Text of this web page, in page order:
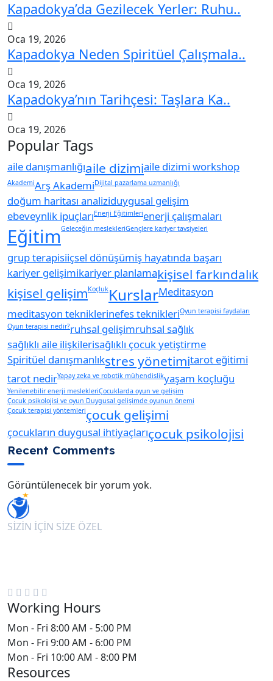
Kapadokya’da Gezilecek Yerler: Ruhu..
Oca 19, 2026
Kapadokya Neden Spiritüel Çalışmala..
Oca 19, 2026
Kapadokya’nın Tarihçesi: Taşlara Ka..
Oca 19, 2026
Popular Tags
aile danışmanlığıaile dizimiaile dizimi workshop
AkademiArş AkademiDijital pazarlama uzmanlığı
doğum haritası analiziduygusal gelişim
ebeveynlik ipuçlarıEnerji Eğitimlerienerji çalışmaları
EğitimGeleceğin meslekleriGençlere kariyer tavsiyeleri
grup terapisiiçsel dönüşümiş hayatında başarı
kariyer gelişimikariyer planlamakişisel farkındalık
kişisel gelişimKoçlukKurslarMeditasyon
meditasyon tekniklerinefes teknikleriOyun terapisi faydaları
Oyun terapisi nedir?ruhsal gelişimruhsal sağlık
sağlıklı aile ilişkilerisağlıklı çocuk yetiştirme
Spiritüel danışmanlıkstres yönetimitarot eğitimi
tarot nedirYapay zeka ve robotik mühendislikyaşam koçluğu
Yenilenebilir enerji meslekleriÇocuklarda oyun ve gelişim
Çocuk psikolojisi ve oyun Duygusal gelişimde oyunun önemi
Çocuk terapisi yöntemleriçocuk gelişimi
çocukların duygusal ihtiyaçlarıçocuk psikolojisi
Recent Comments
Görüntülenecek bir yorum yok.
SİZİN İÇİN SİZE ÖZEL
Working Hours
Mon - Fri 8:00 AM - 5:00 PM
Mon - Fri 9:00 AM - 6:00 PM
Mon - Fri 10:00 AM - 8:00 PM
Resources